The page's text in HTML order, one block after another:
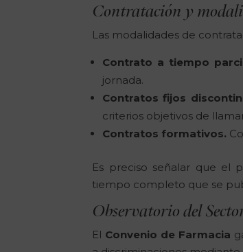
Contratación y
Las modalidades de
Contrato a tiempo
jornada.
Contratos fijos
criterios objetivos de
Contratos formativos.
Es preciso señalar que el
tiempo completo que se
Observatorio del
El Convenio de Farmacia